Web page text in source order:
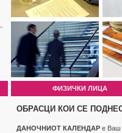
ФИЗИЧКИ ЛИЦА
ОБРАСЦИ КОИ СЕ
ДАНОЧНИОТ КАЛЕНДАР е Ваш